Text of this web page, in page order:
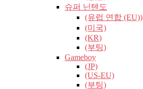
슈퍼 닌텐도
(유럽​​ 연합 (EU))
(미국)
(KR)
(부팅)
Gameboy
(JP)
(US-EU)
(부팅)